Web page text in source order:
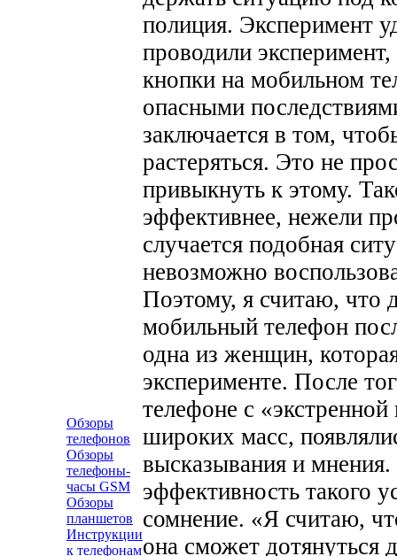
Обзоры
телефонов
Обзоры
телефоны-
часы GSM
Обзоры
планшетов
Инструкции
к телефонам
полиция. Эксперимент
проводили
кнопки на мобильном
опасными
заключается в том,
растеряться. Это не
привыкнуть к этому.
эффективнее, нежели
случается подобная
невозможно
Поэтому, я считаю, что
мобильный телефон
одна из женщин,
эксперименте. После
телефоне с
широких масс,
высказывания и
эффективность такого
сомнение. «Я считаю,
она сможет дотянуться